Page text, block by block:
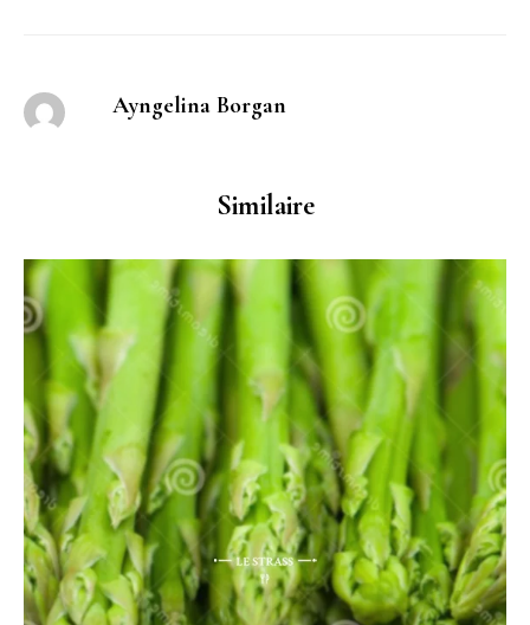
Ayngelina Borgan
Similaire